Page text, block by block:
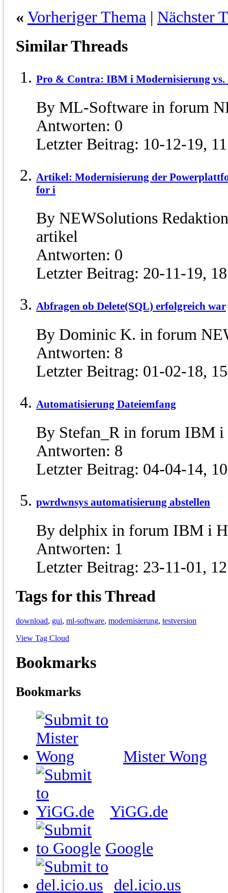
« Vorheriger Thema | Nächster
Similar Threads
Pro & Contra: IBM i Modernisierung vs.
By ML-Software in forum
Antworten: 0
Letzter Beitrag: 10-12-19,
Artikel: Modernisierung der
for i
By NEWSolutions
artikel
Antworten: 0
Letzter Beitrag: 20-11-19,
Abfragen ob Delete(SQL) erfolgreich war
By Dominic K. in forum
Antworten: 8
Letzter Beitrag: 01-02-18,
Automatisierung Dateiemfang
By Stefan_R in forum IBM
Antworten: 8
Letzter Beitrag: 04-04-14,
pwrdwnsys automatisierung abstellen
By delphix in forum IBM i
Antworten: 1
Letzter Beitrag: 23-11-01,
Tags for this Thread
download, gui, ml-software, modernisierung, testversion
View Tag Cloud
Bookmarks
Bookmarks
Mister Wong
YiGG.de
Google
del.icio.us